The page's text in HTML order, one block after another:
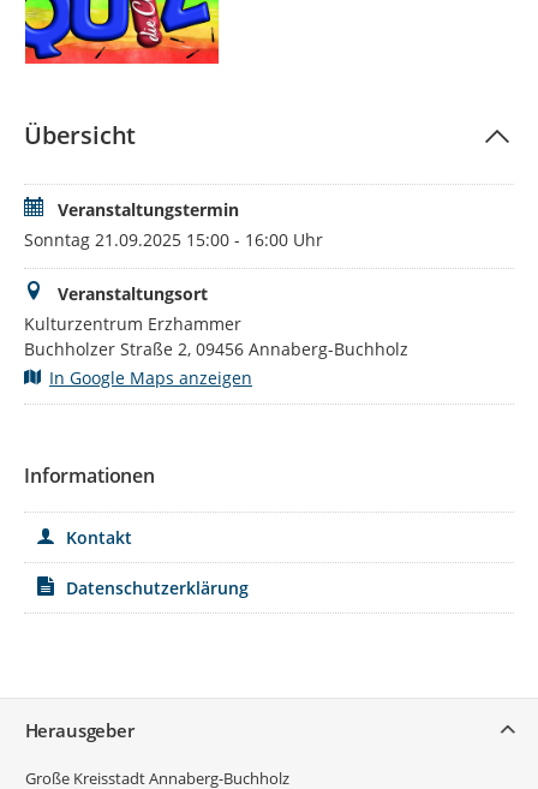
Übersicht
Veranstaltungstermin
Sonntag 21.09.2025 15:00 - 16:00 Uhr
Veranstaltungsort
Kulturzentrum Erzhammer
Buchholzer Straße 2, 09456 Annaberg-Buchholz
In Google Maps anzeigen
Informationen
Kontakt
Datenschutzerklärung
Herausgeber
Große Kreisstadt Annaberg-Buchholz